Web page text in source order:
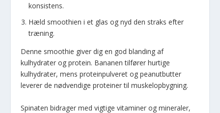
konsistens.
Hæld smoothien i et glas og nyd den straks efter
træning.
Denne smoothie giver dig en god blanding af
kulhydrater og protein. Bananen tilfører hurtige
kulhydrater, mens proteinpulveret og peanutbutter
leverer de nødvendige proteiner til muskelopbygning.
Spinaten bidrager med vigtige vitaminer og mineraler,